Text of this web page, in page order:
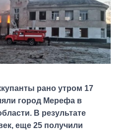
рано утром 17
город Мерефа в
В результате
еще 25 получили